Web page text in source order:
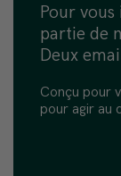
Pour
partie de
Deux
Conçu pour
pour agir au